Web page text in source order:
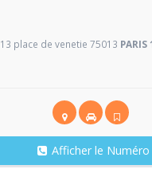
13 place de venetie 75013 PARIS
Afficher le Numéro